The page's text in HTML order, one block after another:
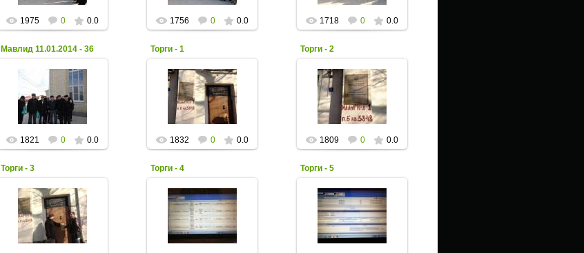
1975 0 0.0 1756 0 0.0 1718 0 0.0
Мавлид 11.01.2014 - 36
02 Февраля 2014
Xpax
1821 0 0.0
Торги - 1
26 Января 2014
Xpax
1832 0 0.0
Торги - 2
26 Января 2014
Xpax
1809 0 0.0
Торги - 3
26 Января 2014
Xpax
Торги - 4
26 Января 2014
Xpax
Торги - 5
26 Января 2014
Xpax